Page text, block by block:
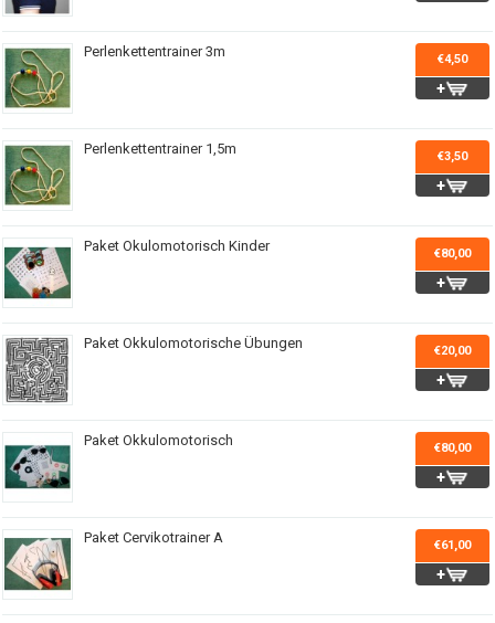
Perlenkettentrainer 3m €4,50
Perlenkettentrainer 1,5m €3,50
Paket Okulomotorisch Kinder €80,00
Paket Okkulomotorische Übungen €20,00
Paket Okkulomotorisch €80,00
Paket Cervikotrainer A €61,00